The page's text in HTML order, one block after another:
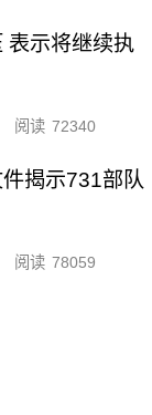
表示将继续执
阅读 72340
揭示731部队
阅读 78059